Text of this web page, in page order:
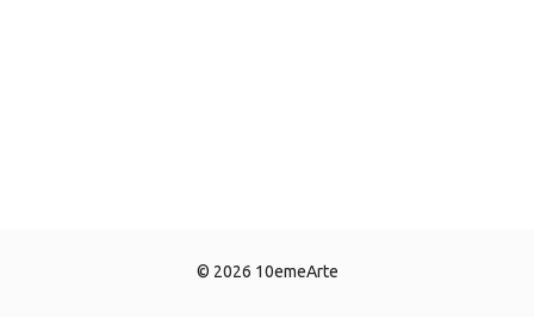
© 2026 10emeArte